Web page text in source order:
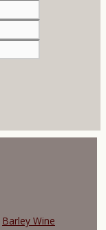
Mail-
Adresse
Barley Wine